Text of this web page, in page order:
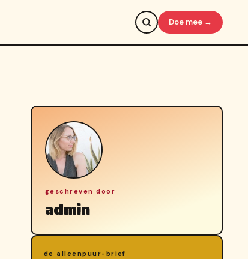
Doe mee →
geschreven door
admin
de alleenpuur-brief